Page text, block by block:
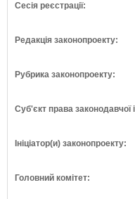
Сесія реєстрації:
Редакція законопроекту:
Рубрика законопроекту:
Суб'єкт права законодавчої
Ініціатор(и) законопроекту:
Головний комітет: